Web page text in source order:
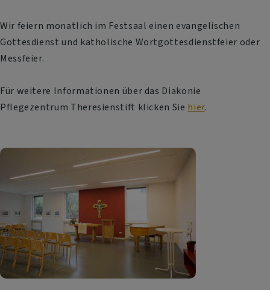
Wir feiern monatlich im Festsaal einen evangelischen
Gottesdienst und katholische Wortgottesdienstfeier oder
Messfeier.
Für weitere Informationen über das Diakonie
Pflegezentrum Theresienstift klicken Sie hier.